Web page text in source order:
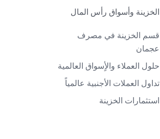
الخزينة وأسواق رأس المال
قسم الخزينة في مصرف
عجمان
حلول العملاء والأٍسواق العالمية
تداول العملات الأجنبية عالمياً
استثمارات الخزينة